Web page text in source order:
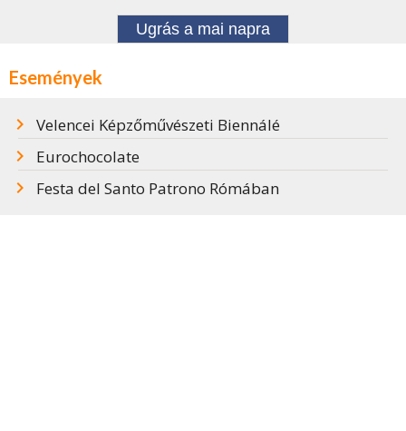
Ugrás a mai napra
Események
Velencei Képzőművészeti Biennálé
Eurochocolate
Festa del Santo Patrono Rómában